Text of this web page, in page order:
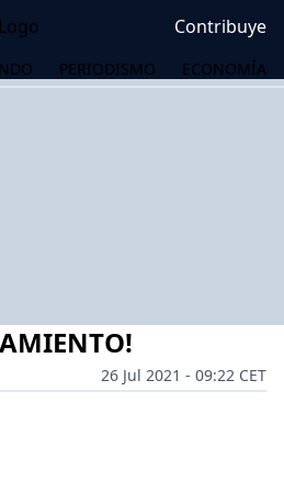
Contribuye
PERIODISMO ECONOMÍA
26 Jul 2021 - 09:22 CET